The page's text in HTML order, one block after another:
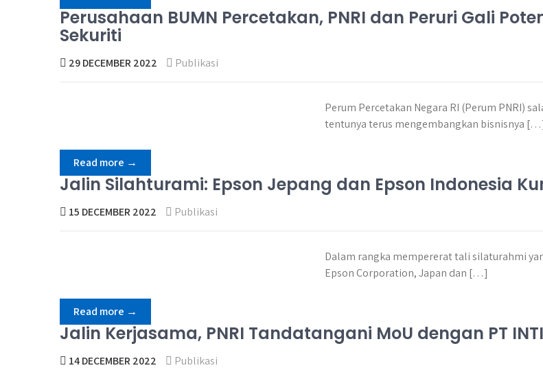
Perusahaan BUMN Percetakan, PNRI dan Peruri Gali
Sekuriti
29 DECEMBER 2022 Publikasi
Perum Percetakan Negara RI (Perum PNRI)
tentunya terus mengembangkan bisnisnya
Read more →
Jalin Silahturami: Epson Jepang dan Epson Indonesia
15 DECEMBER 2022 Publikasi
Dalam rangka mempererat tali silaturahmi
Epson Corporation, Japan dan […]
Read more →
Jalin Kerjasama, PNRI Tandatangani MoU dengan PT
14 DECEMBER 2022 Publikasi